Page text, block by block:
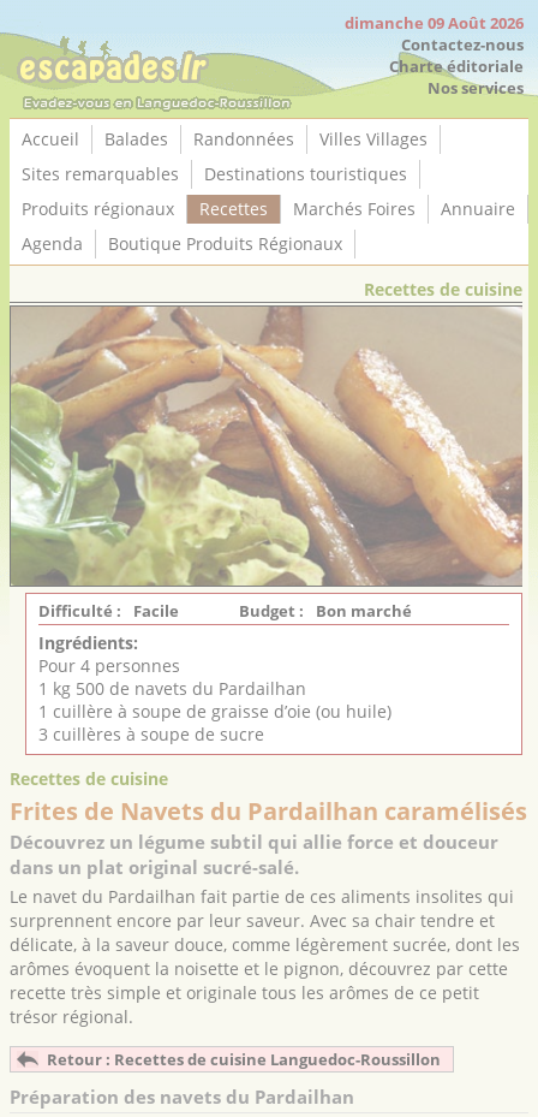
dimanche 09 Août 2026
Contactez-nous
Charte éditoriale
Nos services
Accueil Balades Randonnées
Villes Villages
Sites remarquables
Destinations touristiques
Produits régionaux
Recettes Marchés Foires
Annuaire
Agenda
Boutique Produits Régionaux
Recettes de cuisine
Difficulté : Facile Budget : Bon marché
Ingrédients:
Pour 4 personnes
1 kg 500 de navets du Pardailhan
1 cuillère à soupe de graisse d’oie (ou huile)
3 cuillères à soupe de sucre
Recettes de cuisine
Frites de Navets du Pardailhan caramélisés
Découvrez un légume subtil qui allie force et douceur
dans un plat original sucré-salé.
Le navet du Pardailhan fait partie de ces aliments insolites qui
surprennent encore par leur saveur. Avec sa chair tendre et
délicate, à la saveur douce, comme légèrement sucrée, dont les
arômes évoquent la noisette et le pignon, découvrez par cette
recette très simple et originale tous les arômes de ce petit
trésor régional.
Retour : Recettes de cuisine Languedoc-Roussillon
Préparation des navets du Pardailhan